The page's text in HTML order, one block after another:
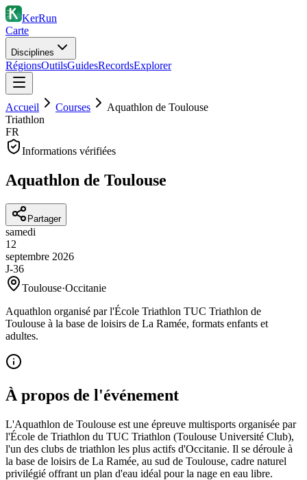
KerRun
Carte
Disciplines
RégionsOutilsGuidesRecordsExplorer
Accueil Courses
Aquathlon de Toulouse
Triathlon
FR
Informations vérifiées
Aquathlon de Toulouse
Partager
samedi
12
septembre 2026
J-36
Toulouse·Occitanie
Aquathlon organisé par l'École Triathlon TUC Triathlon de
Toulouse à la base de loisirs de La Ramée, formats enfants et
adultes.
À propos de l'événement
L'Aquathlon de Toulouse est une épreuve multisports organisée par
l'École de Triathlon du TUC Triathlon (Toulouse Université Club),
l'un des clubs de triathlon les plus actifs d'Occitanie. Il se déroule à
la base de loisirs de La Ramée, au sud de Toulouse, cadre naturel
privilégié offrant un plan d'eau idéal pour la nage en eau libre.